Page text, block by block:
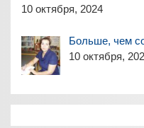
10 октября, 2024
Больше, чем
10 октября,